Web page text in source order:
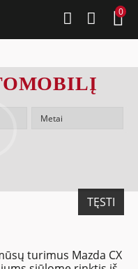
0
TĘSTI
turimus Mazda CX